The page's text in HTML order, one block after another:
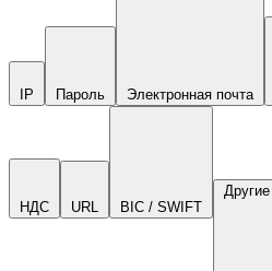
IP Пароль Электронная почта
НДС URL BIC / SWIFT